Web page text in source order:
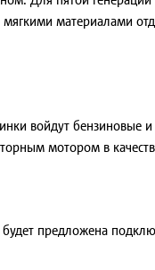
материалами
войдут бензиновые
мотором в
предложена